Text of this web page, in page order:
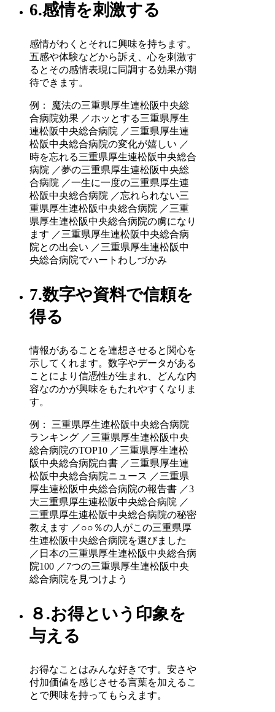
6.感情を刺激する
感情がわくとそれに興味を持ちます。
五感や体験などから訴え、心を刺激す
るとその感情表現に同調する効果が期
待できます。
例： 魔法の三重県厚生連松阪中央総
合病院効果 ／ホッとする三重県厚生
連松阪中央総合病院 ／三重県厚生連
松阪中央総合病院の変化が嬉しい ／
時を忘れる三重県厚生連松阪中央総合
病院 ／夢の三重県厚生連松阪中央総
合病院 ／一生に一度の三重県厚生連
松阪中央総合病院 ／忘れられない三
重県厚生連松阪中央総合病院 ／三重
県厚生連松阪中央総合病院の虜になり
ます ／三重県厚生連松阪中央総合病
院との出会い ／三重県厚生連松阪中
央総合病院でハートわしづかみ
7.数字や資料で信頼を
得る
情報があることを連想させると関心を
示してくれます。数字やデータがある
ことにより信憑性が生まれ、どんな内
容なのかが興味をもたれやすくなりま
す。
例： 三重県厚生連松阪中央総合病院
ランキング ／三重県厚生連松阪中央
総合病院のTOP10 ／三重県厚生連松
阪中央総合病院白書 ／三重県厚生連
松阪中央総合病院ニュース ／三重県
厚生連松阪中央総合病院の報告書 ／3
大三重県厚生連松阪中央総合病院 ／
三重県厚生連松阪中央総合病院の秘密
教えます ／○○％の人がこの三重県厚
生連松阪中央総合病院を選びました
／日本の三重県厚生連松阪中央総合病
院100 ／7つの三重県厚生連松阪中央
総合病院を見つけよう
８.お得という印象を
与える
お得なことはみんな好きです。安さや
付加価値を感じさせる言葉を加えるこ
とで興味を持ってもらえます。